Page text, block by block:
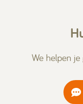
We helpen